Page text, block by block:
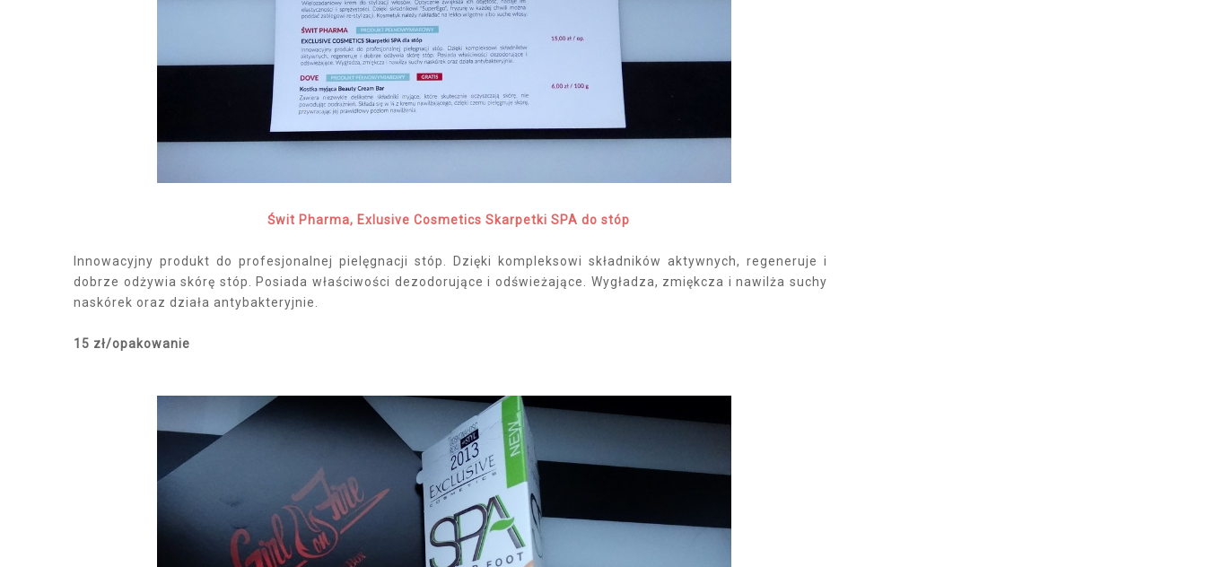
Świt Pharma, Exlusive Cosmetics Skarpetki SPA do stóp
Innowacyjny produkt do profesjonalnej pielęgnacji stóp. Dzięki kompleksowi składników aktywnych, regeneruje i
dobrze odżywia skórę stóp. Posiada właściwości dezodorujące i odświeżające. Wygładza, zmiękcza i nawilża suchy
naskórek oraz działa antybakteryjnie.
15 zł/opakowanie